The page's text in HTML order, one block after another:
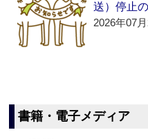
送）停止
2026年07
書籍・電子メディア